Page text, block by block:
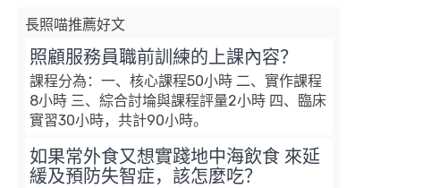
長照喵推薦好文
照顧服務員職前訓練的上課內容？
課程分為：一、核心課程50小時 二、實作課程
8小時 三、綜合討埨與課程評量2小時 四、臨床
實習30小時，共計90小時。
如果常外食又想實踐地中海飲食 來延
緩及預防失智症，該怎麼吃？